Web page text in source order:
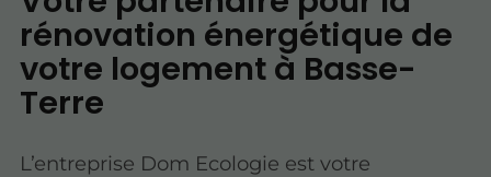
rénovation énergétique de
votre logement à Basse-
Terre
L’entreprise Dom Ecologie est votre